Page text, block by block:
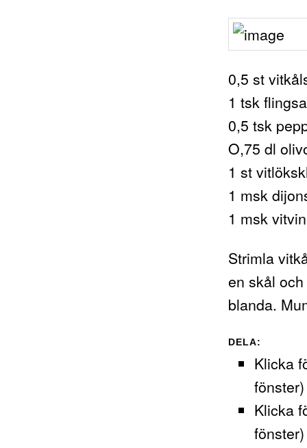
0,5 st
1 tsk
0,5 tsk
O,75 dl
1 st
1 msk
1 msk
Strimla
en skål
blanda.
DELA:
Klicka
fönster)
Klicka
fönster)